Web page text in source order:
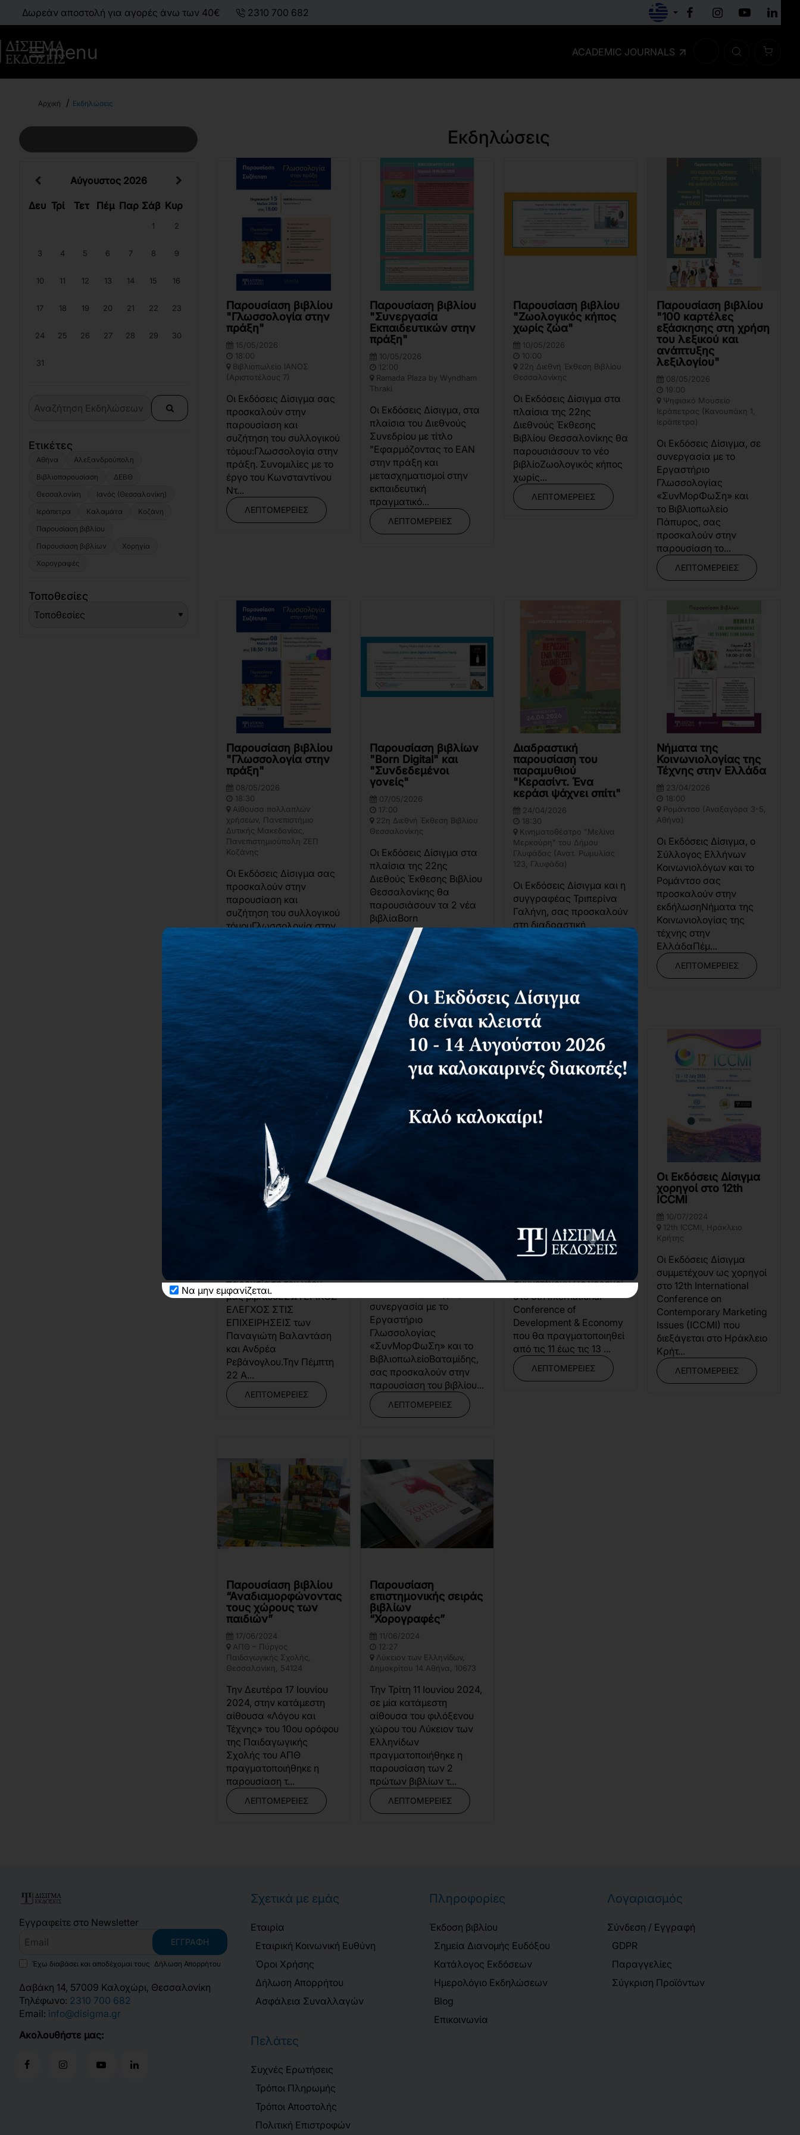
Να μην εμφανίζεται.
Δωρεάν αποστολή για αγορές άνω των 40€ 2310 700 682
menu ACADEMIC JOURNALS
Αρχική Εκδηλώσεις
Αύγουστος 2026
Δευ Τρί Τετ Πέμ Παρ Σάβ Κυρ
1 2
3 4 5 6 7 8 9
10 11 12 13 14 15 16
17 18 19 20 21 22 23
24 25 26 27 28 29 30
31
Ετικέτες
Αθήνα
Αλεξανδρούπολη
Βιβλιοπαρουσίαση
ΔΕΒΘ
Θεσσαλονίκη
Ιανός (Θεσσαλονίκη)
Ιεράπετρα
Καλαμάτα
Κοζάνη
Παρουσίαση βιβλίου
Παρουσίαση βιβλίων
Χορηγία
Χορογραφές
Τοποθεσίες
Εκδηλώσεις
Παρουσίαση βιβλίου
"Γλωσσολογία στην
πράξη"
15/05/2026
18:00
Βιβλιοπωλείο ΙΑΝΟΣ
(Αριστοτέλους 7)
Οι Εκδόσεις Δίσιγμα σας
προσκαλούν στην
παρουσίαση και
συζήτηση του συλλογικού
τόμου:Γλωσσολογία στην
πράξη. Συνομιλίες με το
έργο του Κωνσταντίνου
Ντ...
ΛΕΠΤΟΜΈΡΕΙΕΣ
Παρουσίαση βιβλίου
"Συνεργασία
Εκπαιδευτικών στην
πράξη"
10/05/2026
12:00
Ramada Plaza by Wyndham
Thraki
Οι Εκδόσεις Δίσιγμα, στα
πλαίσια του Διεθνούς
Συνεδρίου με τίτλο
"Εφαρμόζοντας το ΕΑΝ
στην πράξη και
μετασχηματισμοί στην
εκπαιδευτική
πραγματικό...
ΛΕΠΤΟΜΈΡΕΙΕΣ
Παρουσίαση βιβλίου
"Ζωολογικός κήπος
χωρίς ζώα"
10/05/2026
10:00
22η Διεθνή Έκθεση Βιβλίου
Θεσσαλονίκης
Οι Εκδόσεις Δίσιγμα στα
πλαίσια της 22ης
Διεθνούς Έκθεσης
Βιβλίου Θεσσαλονίκης θα
παρουσιάσουν το νέο
βιβλίοΖωολογικός κήπος
χωρίς...
ΛΕΠΤΟΜΈΡΕΙΕΣ
Παρουσίαση βιβλίου
"100 καρτέλες
εξάσκησης στη χρήση
του λεξικού και
ανάπτυξης
λεξιλογίου"
08/05/2026
19:00
Ψηφιακό Μουσείο
Ιεράπετρας (Κανουπάκη 1,
Ιεράπετρα)
Οι Εκδόσεις Δίσιγμα, σε
συνεργασία με το
Εργαστήριο
Γλωσσολογίας
«ΣυνΜορΦωΣη» και
το Βιβλιοπωλείο
Πάπυρος, σας
προσκαλούν στην
παρουσίαση το...
ΛΕΠΤΟΜΈΡΕΙΕΣ
Παρουσίαση βιβλίου
"Γλωσσολογία στην
πράξη"
08/05/2026
18:30
Αίθουσα πολλαπλών
χρήσεων, Πανεπιστήμιο
Δυτικής Μακεδονίας,
Πανεπιστημιούπολη ΖΕΠ
Κοζάνης
Οι Εκδόσεις Δίσιγμα σας
προσκαλούν στην
παρουσίαση και
συζήτηση του συλλογικού
τόμουΓλωσσολογία στην
πράξη. Συνομιλίες με το
έργο του Κωνσταντίνου
Ντί...
ΛΕΠΤΟΜΈΡΕΙΕΣ
Παρουσίαση βιβλίων
"Born Digital" και
"Συνδεδεμένοι
γονείς"
07/05/2026
17:00
22η Διεθνή Έκθεση Βιβλίου
Θεσσαλονίκης
Οι Εκδόσεις Δίσιγμα στα
πλαίσια της 22ης
Διεθούς Έκθεσης Βιβλίου
Θεσσαλονίκης θα
παρουσιάσουν τα 2 νέα
βιβλίαBorn
digitalΣυνδεδεμένοι
γονείςΤην Πέμπτη...
ΛΕΠΤΟΜΈΡΕΙΕΣ
Διαδραστική
παρουσίαση του
παραμυθιού
"Κερασίντ. Ένα
κεράσι ψάχνει σπίτι"
24/04/2026
18:30
Κινηματοθέατρο "Μελίνα
Μερκούρη" του Δήμου
Γλυφάδας (Ανατ. Ρωμυλίας
123, Γλυφάδα)
Οι Εκδόσεις Δίσιγμα και η
συγγραφέας Τριπερίνα
Γαλήνη, σας προσκαλούν
στη διαδραστική
παραμυθιού Κερασίντ.
Ένα κεράσι ψάχνει
σπίτι&nb...
ΛΕΠΤΟΜΈΡΕΙΕΣ
Νήματα της
Κοινωνιολογίας της
Τέχνης στην Ελλάδα
23/04/2026
18:00
Ρομάντσο (Αναξαγόρα 3-5,
Αθήνα)
Οι Εκδόσεις Δίσιγμα, ο
Σύλλογος Ελλήνων
Κοινωνιολόγων και το
Ρομάντσο σας
προσκαλούν στην
εκδήλωσηΝήματα της
Κοινωνιολογίας της
τέχνης στην
ΕλλάδαΠέμ...
ΛΕΠΤΟΜΈΡΕΙΕΣ
Παρουσίαση βιβλίου
"Εσωτερικός Έλεγχος
στις Επιχειρήσεις"
22/04/2026
παρουσίαση του νέου
μας βιβλίουΕΣΩΤΕΡΙΚΟΣ
ΕΛΕΓΧΟΣ ΣΤΙΣ
ΕΠΙΧΕΙΡΗΣΕΙΣ των
Παναγιώτη Βαλαντάση
και Ανδρέα
Ρεβάνογλου.Την Πέμπτη
22 Α...
ΛΕΠΤΟΜΈΡΕΙΕΣ
εξάσκησης στη χρήση
του λεξικού και
ανάπτυξης
λεξιλογίου"
συνεργασία με το
Εργαστήριο
Γλωσσολογίας
«ΣυνΜορΦωΣη» και το
ΒιβλιοπωλείοΒαταμίδης,
σας προσκαλούν στην
παρουσίαση του βιβλίου...
ΛΕΠΤΟΜΈΡΕΙΕΣ
Πανεπιστήμιο
Πελοποννήσου, Αντικάλαμος
Καλαμάτα, 24100
συμμετέχουν ως χορηγοί
στο 6th International
Conference of
Development & Economy
που θα πραγματοποιηθεί
από τις 11 έως τις 13 ...
ΛΕΠΤΟΜΈΡΕΙΕΣ
Οι Εκδόσεις Δίσιγμα
χορηγοί στο 12th
ICCMI
10/07/2024
12th ICCMI, Ηράκλειο
Κρήτης
Οι Εκδόσεις Δίσιγμα
συμμετέχουν ως χορηγοί
στο 12th International
Conference on
Contemporary Marketing
Issues (ICCMI) που
διεξάγεται στο Ηράκλειο
Κρήτ...
ΛΕΠΤΟΜΈΡΕΙΕΣ
Παρουσίαση βιβλίου
“Αναδιαμορφώνοντας
τους χώρους των
παιδιών”
17/06/2024
ΑΠΘ – Πύργος
Παιδαγωγικής Σχολής,
Θεσσαλονίκη, 54124
Την Δευτέρα 17 Ιουνίου
2024, στην κατάμεστη
αίθουσα «Λόγου και
Τέχνης» του 10ου ορόφου
της Παιδαγωγικής
Σχολής του ΑΠΘ
πραγματοποιήθηκε η
παρουσίαση τ...
ΛΕΠΤΟΜΈΡΕΙΕΣ
Παρουσίαση
επιστημονικής σειράς
βιβλίων
“Χορογραφές”
11/06/2024
12:27
Λύκειον των Ελληνίδων,
Δημοκρίτου 14 Αθήνα, 10673
Την Τρίτη 11 Ιουνίου 2024,
σε μία κατάμεστη
αίθουσα του φιλόξενου
χώρου του Λύκειον των
Ελληνίδων
πραγματοποιήθηκε η
παρουσίαση των 2
πρώτων βιβλίων τ...
ΛΕΠΤΟΜΈΡΕΙΕΣ
Εγγραφείτε στο Newsletter
ΕΓΓΡΑΦΉ
Έχω διαβάσει και αποδέχομαι τους Δήλωση Απορρήτου
Δαβάκη 14, 57009 Καλοχώρι, Θεσσαλονίκη
Τηλέφωνο: 2310 700 682
Email: info@disigma.gr
Ακολουθήστε μας:
Σχετικά με εμάς
Εταιρία
Εταιρική Κοινωνική Ευθύνη
Όροι Χρήσης
Δήλωση Απορρήτου
Ασφάλεια Συναλλαγών
Πληροφορίες
Έκδοση βιβλίου
Σημεία Διανομής Ευδόξου
Κατάλογος Εκδόσεων
Ημερολόγιο Εκδηλώσεων
Blog
Επικοινωνία
Λογαριασμός
Σύνδεση / Εγγραφή
GDPR
Παραγγελίες
Σύγκριση Προϊόντων
Πελάτες
Συχνές Ερωτήσεις
Τρόποι Πληρωμής
Τρόποι Αποστολής
Πολιτική Επιστροφών